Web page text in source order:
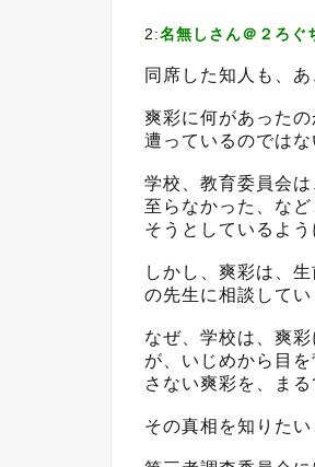
2:名無しさん＠２ろぐ
同席した知人も、
爽彩に何があった
遭っているのでは
学校、教育委員会
至らなかった、な
そうとしているよう
しかし、爽彩は、
の先生に相談してい
なぜ、学校は、爽
が、いじめから目
さない爽彩を、ま
その真相を知りたい